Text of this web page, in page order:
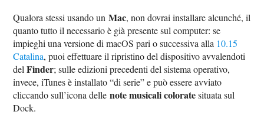
Qualora stessi usando unMac, non dovrai installare alcunché, il
quanto tutto il necessario è già presente sul computer: se
impieghi una versione di macOS pari o successiva alla 10.15
Catalina, puoi effettuare il ripristino del dispositivo avvalendoti
delFinder; sulle edizioni precedenti del sistema operativo,
invece, iTunes è installato “di serie” e può essere avviato
cliccando sull’icona dellenote musicali coloratesituata sul
Dock.